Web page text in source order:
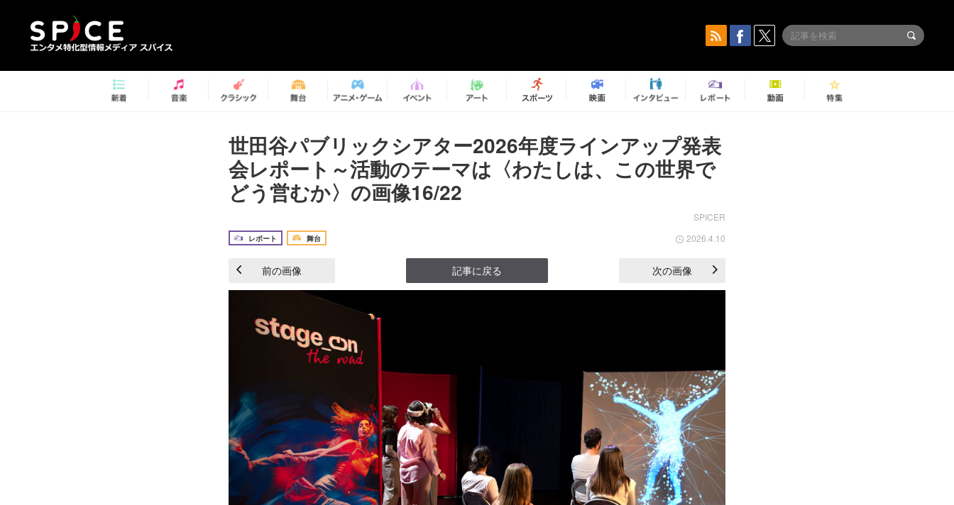
世田谷パブリックシアター2026年度ラインアップ発表
会レポート～活動のテーマは〈わたしは、この世界で
どう営むか〉の画像16/22
SPICER
レポート 舞台 2026.4.10
前の画像 記事に戻る 次の画像